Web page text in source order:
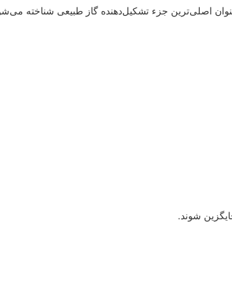
اصلی‌ترین جزء تشکیل‌دهنده گاز طبیعی شناخته
شوند.